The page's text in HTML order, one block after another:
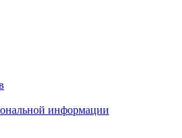
информации